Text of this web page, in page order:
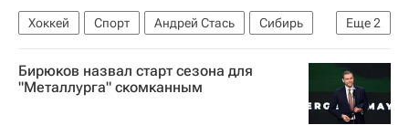
Еще2
Хоккей Спорт Андрей Стась
Сибирь
КХЛ 2025-2026
Динамо (Минск)
Бирюков назвал старт сезона для
"Металлурга" скомканным